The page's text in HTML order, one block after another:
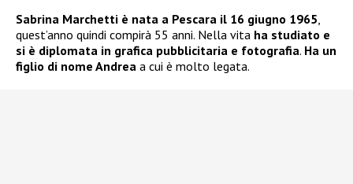
Sabrina Marchetti è nata a Pescara il 16 giugno 1965,
quest’anno quindi compirà 55 anni. Nella vita ha studiato e
si è diplomata in grafica pubblicitaria e fotografia. Ha un
figlio di nome Andrea a cui è molto legata.